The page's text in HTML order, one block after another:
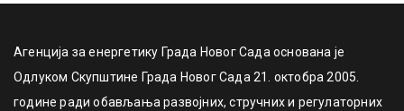
Агенција за енергетику Града Новог Сада основана је
Одлуком Скупштине Града Новог Сада 21. октобра 2005.
године ради обављања развојних, стручних и регулаторних